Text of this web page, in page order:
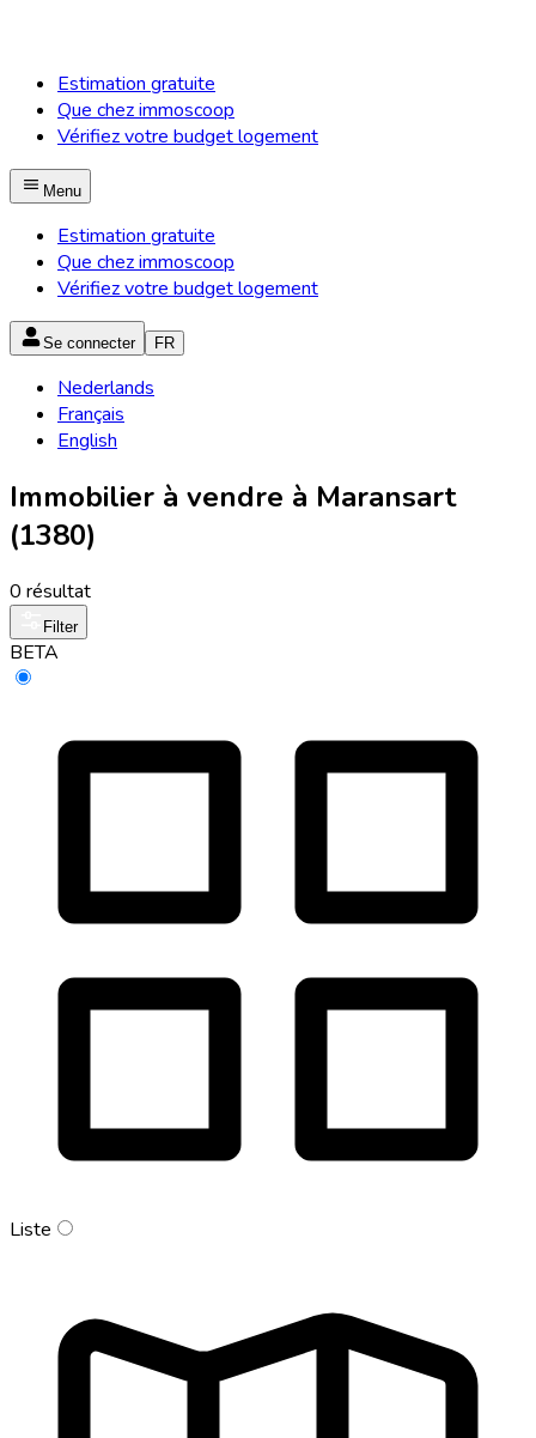
Estimation gratuite
Que chez immoscoop
Vérifiez votre budget logement
Menu
Estimation gratuite
Que chez immoscoop
Vérifiez votre budget logement
Se connecter FR
Nederlands
Français
English
Immobilier à vendre à Maransart
(1380)
0 résultat
Filter
BETA
Liste